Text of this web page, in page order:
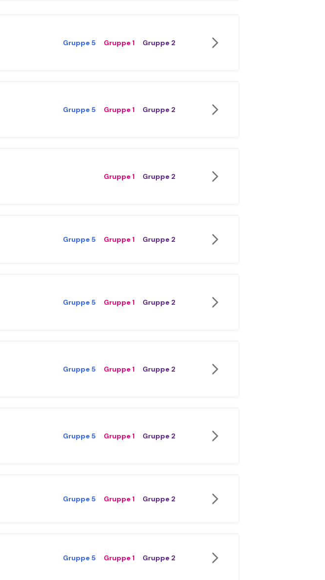
Gruppe 5 Gruppe 1 Gruppe 2
Gruppe 5 Gruppe 1 Gruppe 2
Gruppe 1 Gruppe 2
Gruppe 5 Gruppe 1 Gruppe 2
Gruppe 5 Gruppe 1 Gruppe 2
Gruppe 5 Gruppe 1 Gruppe 2
Gruppe 5 Gruppe 1 Gruppe 2
Gruppe 5 Gruppe 1 Gruppe 2
Gruppe 5 Gruppe 1 Gruppe 2